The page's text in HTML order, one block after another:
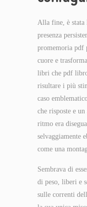
Alla fine, è stata
presenza
promemoria pdf
cuore e
libri che pdf
risultare i più
caso
che risposte e
ritmo era
selvaggiamente
come una
Sembrava di
di peso, liberi e
sulle correnti